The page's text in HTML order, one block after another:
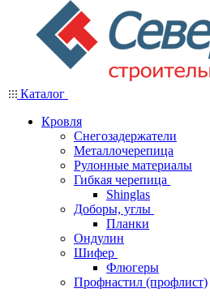
Каталог
Кровля
Снегозадержатели
Металлочерепица
Рулонные материалы
Гибкая черепица
Shinglas
Доборы, углы
Планки
Ондулин
Шифер
Флюгеры
Профнастил (профлист)